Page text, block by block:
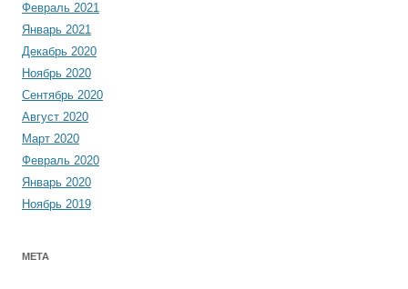
Февраль 2021
Январь 2021
Декабрь 2020
Ноябрь 2020
Сентябрь 2020
Август 2020
Март 2020
Февраль 2020
Январь 2020
Ноябрь 2019
МЕТА